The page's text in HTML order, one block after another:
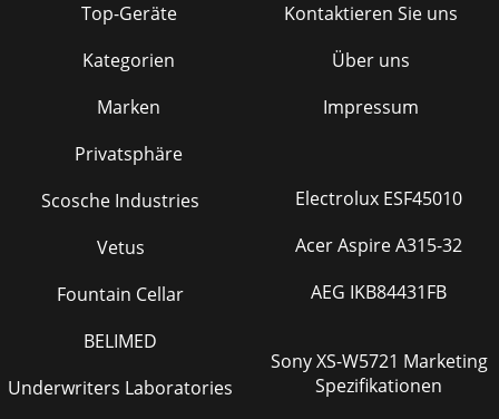
Top-Geräte
Kategorien
Marken
Privatsphäre
Kontaktieren Sie uns
Über uns
Impressum
Scosche Industries
Vetus
Fountain Cellar
BELIMED
Underwriters Laboratories
Electrolux ESF45010
Acer Aspire A315-32
AEG IKB84431FB
Sony XS-W5721 Marketing
Spezifikationen